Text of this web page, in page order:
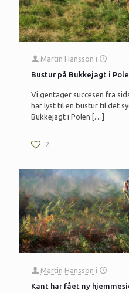
Martin Hansson i
Bustur på Bukkejagt i
Vi gentager succesen fra
har lyst til en bustur til det
Bukkejagt i Polen […]
2
Martin Hansson i
Kant har fået ny